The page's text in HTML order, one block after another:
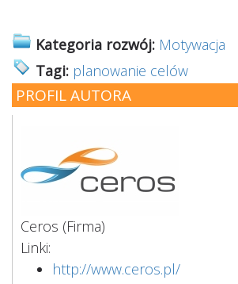
Kategoria rozwój: Motywacja
Tagi: planowanie celów
PROFIL AUTORA
Ceros (Firma)
Linki:
http://www.ceros.pl/